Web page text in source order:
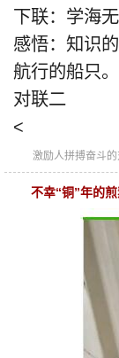
下联：学海
感悟：知识
航行的船只
对联二
<
激励人拼搏奋斗
不幸“铜”年的